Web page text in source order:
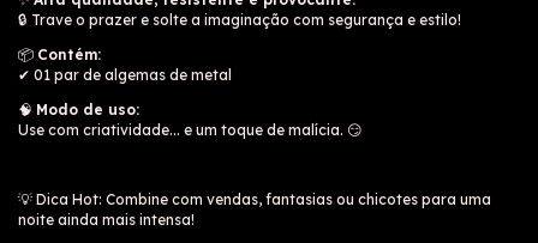
🔒 Trave o prazer e solte a imaginação com segurança e estilo!
📦 Contém:
✔ 01 par de algemas de metal
🧠 Modo de uso:
Use com criatividade... e um toque de malícia. 😏
💡 Dica Hot: Combine com vendas, fantasias ou chicotes para uma
noite ainda mais intensa!